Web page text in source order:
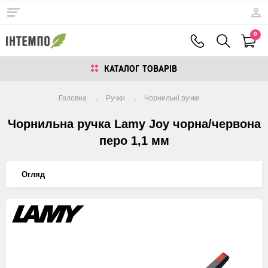
0
КАТАЛОГ ТОВАРIВ
Головна Ручки Чорнильні ручки
Чорнильна ручка Lamy Joy чорна/червона
перо 1,1 мм
Огляд
Изображения